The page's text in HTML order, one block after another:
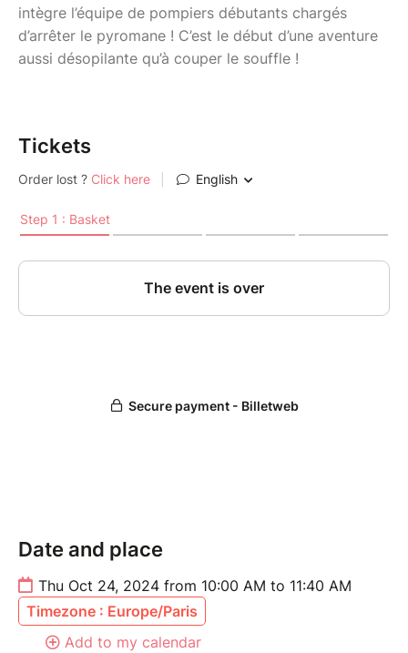
intègre l’équipe de pompiers débutants chargés
d’arrêter le pyromane ! C’est le début d’une aventure
aussi désopilante qu’à couper le souffle !
Tickets
Date and place
Thu Oct 24, 2024 from 10:00 AM to 11:40 AM
Timezone : Europe/Paris
Add to my calendar